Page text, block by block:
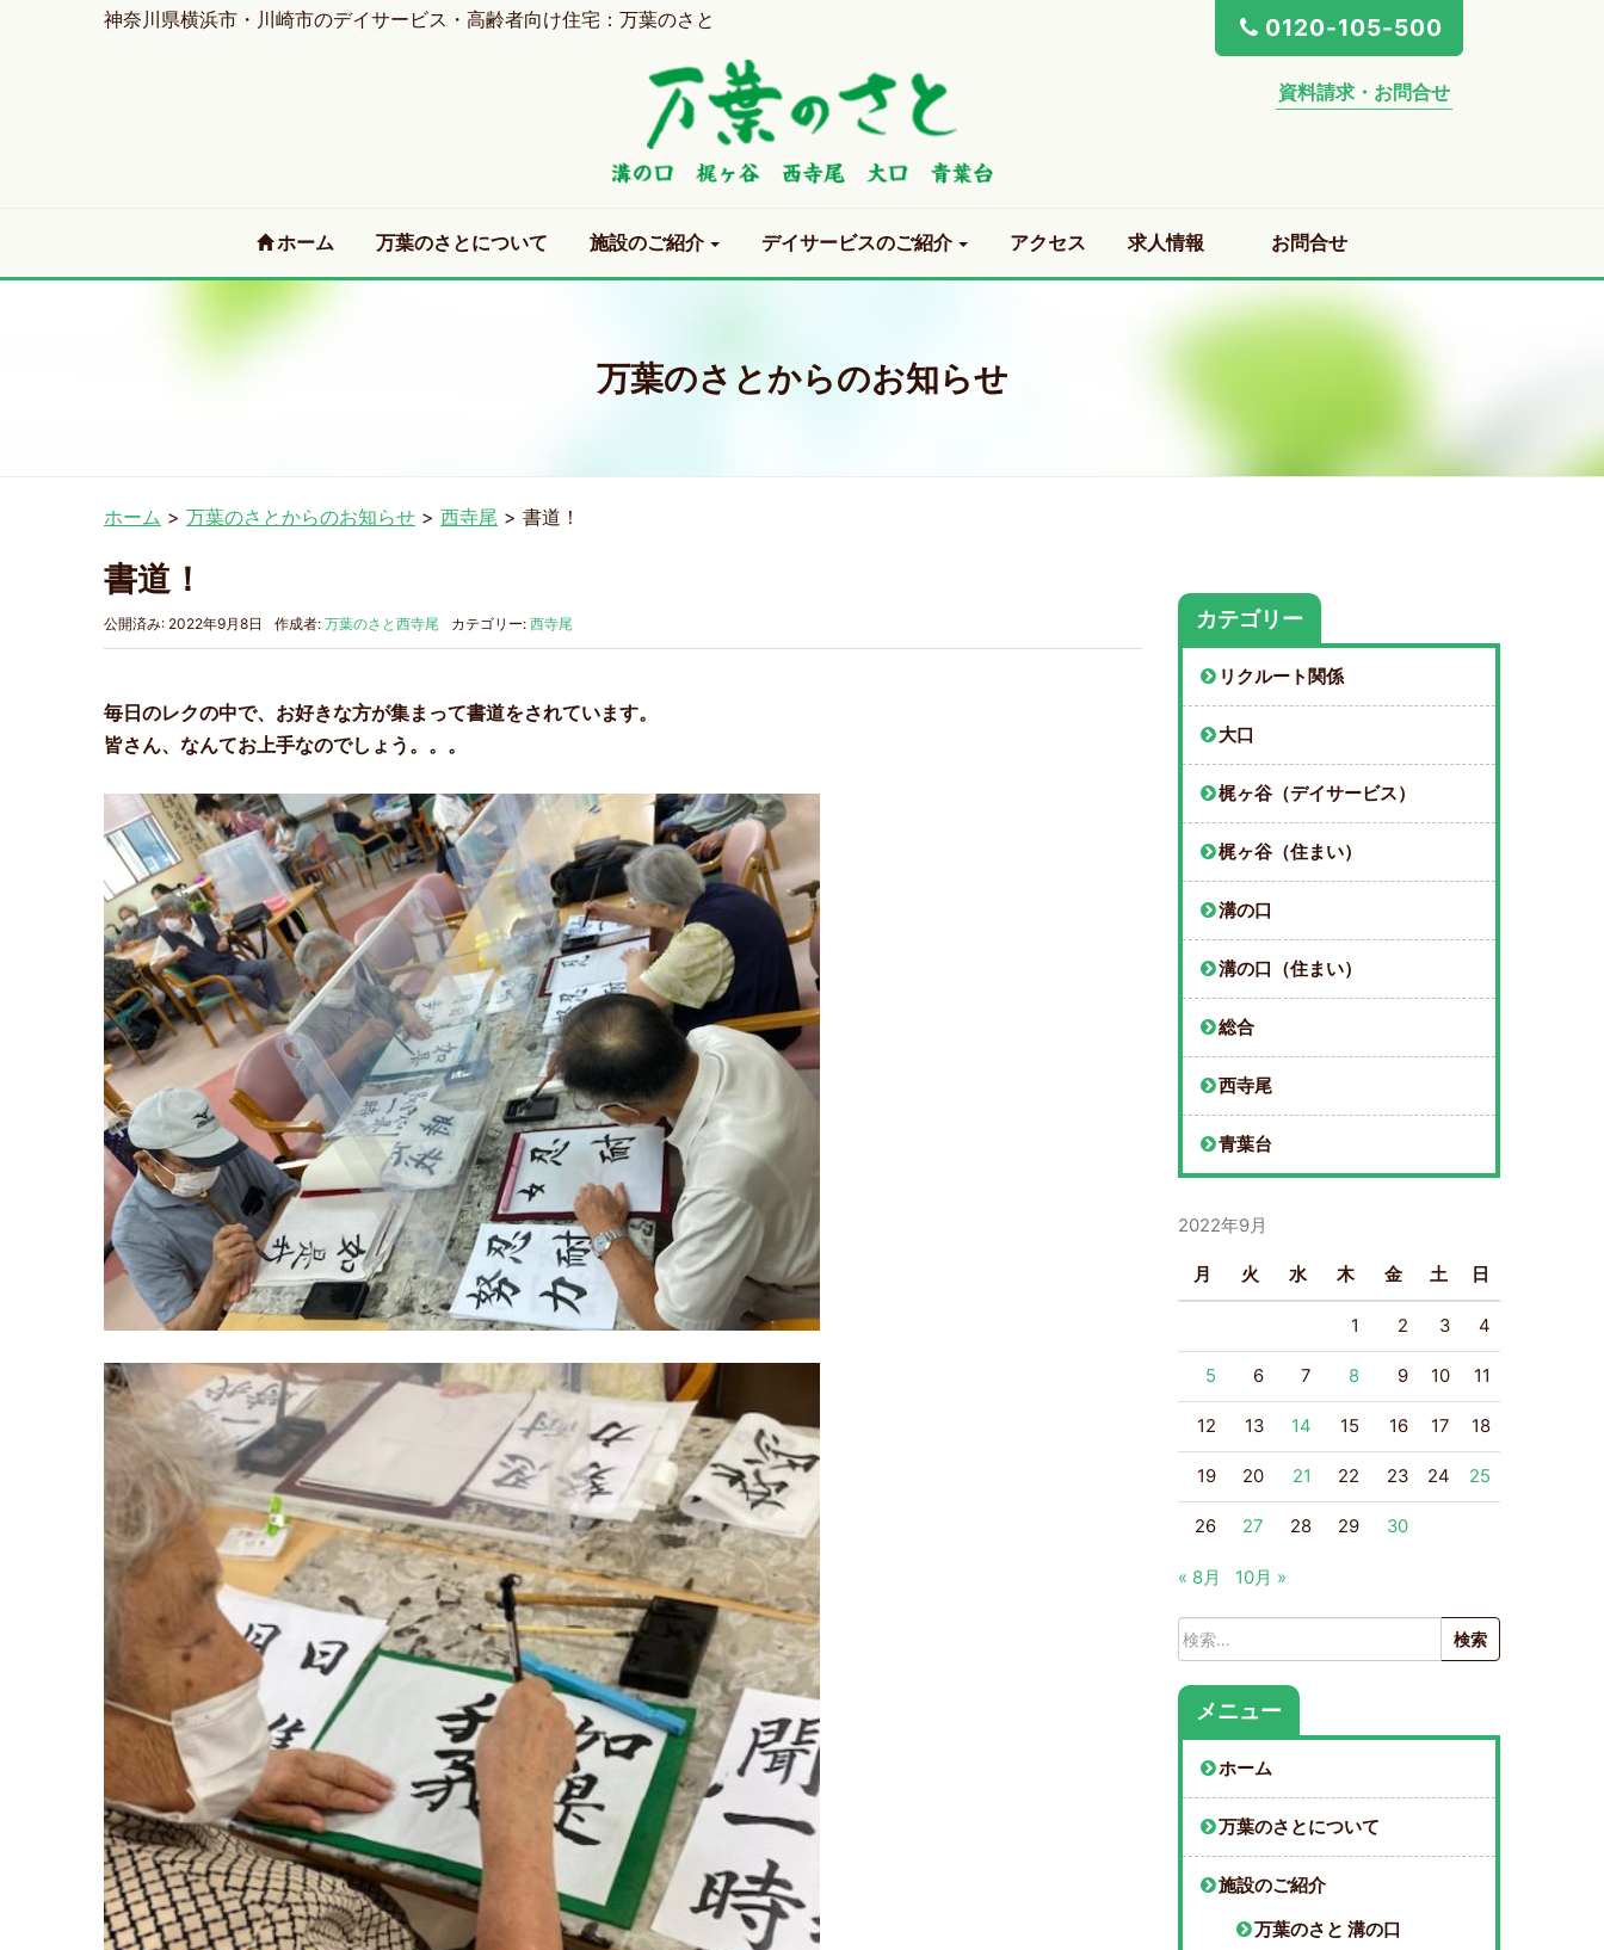
神奈川県横浜市・川崎市のデイサービス・高齢者向け住宅：万葉のさと 0120-105-500
資料請求・お問合せ
ホーム (current)
万葉のさとについて 施設のご紹介 デイサービスのご紹介 アクセス 求人情報 お問合せ
万葉のさとからのお知らせ
ホーム > 万葉のさとからのお知らせ > 西寺尾 > 書道！
書道！
公開済み: 2022年9月8日 作成者: 万葉のさと西寺尾 カテゴリー: 西寺尾
毎日のレクの中で、お好きな方が集まって書道をされています。
皆さん、なんてお上手なのでしょう。。。
カテゴリー
リクルート関係
大口
梶ヶ谷（デイサービス）
梶ヶ谷（住まい）
溝の口
溝の口（住まい）
総合
西寺尾
青葉台
2022年9月
月 火 水 木 金 土 日
1 2 3 4
5 6 7 8 9 10 11
12 13 14 15 16 17 18
19 20 21 22 23 24 25
26 27 28 29 30
« 8月 10月 »
検
索:
メニュー
ホーム
万葉のさとについて
施設のご紹介
万葉のさと 溝の口